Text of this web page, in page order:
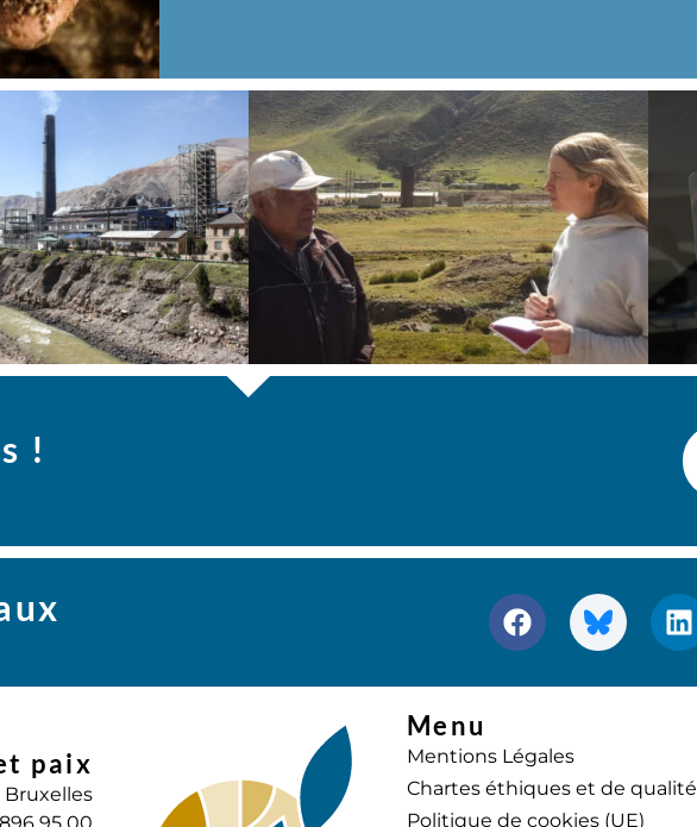
!
paix
Bruxelles
Menu
Mentions Légales
Chartes éthiques et de qualité
Politique de cookies (UE)